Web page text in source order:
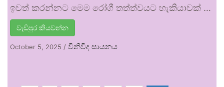
ඉවත් කරන්නට මෙම රෝගී තත්ත්වයට හැකියාවක් …
වැඩිපුර කියවන්න
October 5, 2025 / විනිවිද සායනය